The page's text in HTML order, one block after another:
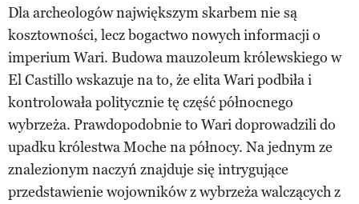
Dla archeologów największym skarbem nie są
kosztowności, lecz bogactwo nowych informacji o
imperium Wari. Budowa mauzoleum królewskiego w
El Castillo wskazuje na to, że elita Wari podbiła i
kontrolowała politycznie tę część północnego
wybrzeża. Prawdopodobnie to Wari doprowadzili do
upadku królestwa Moche na północy. Na jednym ze
znalezionym naczyń znajduje się intrygujące
przedstawienie wojowników z wybrzeża walczących z